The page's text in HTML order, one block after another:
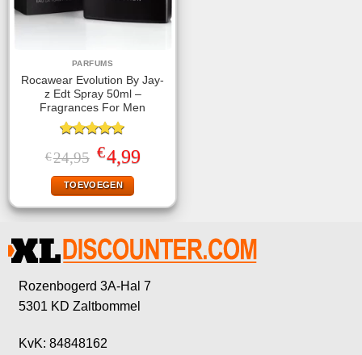
PARFUMS
Rocawear Evolution By Jay-
z Edt Spray 50ml –
Fragrances For Men
Gewaardeerd
5.00uit 5
€24,95 Oorspronkelijke
prijs
was:
€24,95.
€4,99Huidige
prijs
TOEVOEGEN
Rozenbogerd 3A-Hal 7
5301 KD Zaltbommel
KvK: 84848162